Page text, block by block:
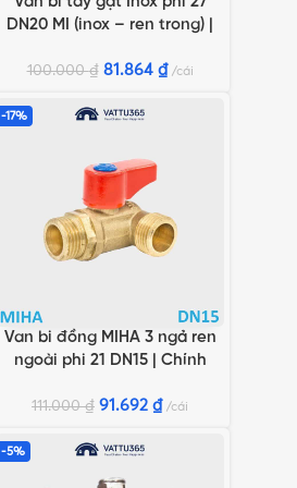
DN20 MI (inox – ren trong) |
100.000₫ 81.864 ₫ cái
-17%
THÊM VÀO GIỎ HÀNG
Van bi đồng MIHA 3 ngả ren
ngoài phi 21 DN15 | Chính
111.000₫ 91.692 ₫ cái
-5%